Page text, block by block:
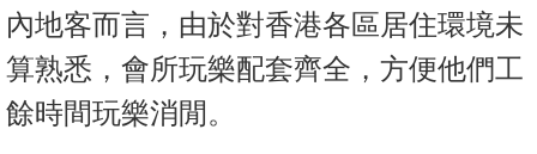
內地客而言，由於對香港各區居住環境未
算熟悉，會所玩樂配套齊全，方便他們工
餘時間玩樂消閒。